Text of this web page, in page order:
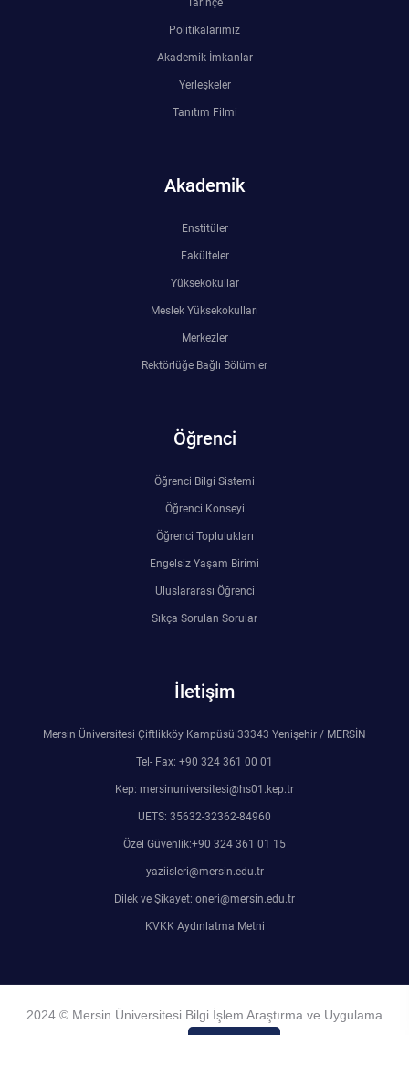
Tarihçe
Politikalarımız
Akademik İmkanlar
Yerleşkeler
Tanıtım Filmi
Akademik
Enstitüler
Fakülteler
Yüksekokullar
Meslek Yüksekokulları
Merkezler
Rektörlüğe Bağlı Bölümler
Öğrenci
Öğrenci Bilgi Sistemi
Öğrenci Konseyi
Öğrenci Toplulukları
Engelsiz Yaşam Birimi
Uluslararası Öğrenci
Sıkça Sorulan Sorular
İletişim
Mersin Üniversitesi Çiftlikköy Kampüsü 33343 Yenişehir / MERSİN
Tel- Fax: +90 324 361 00 01
Kep: mersinuniversitesi@hs01.kep.tr
UETS: 35632-32362-84960
Özel Güvenlik:+90 324 361 01 15
yaziisleri@mersin.edu.tr
Dilek ve Şikayet: oneri@mersin.edu.tr
KVKK Aydınlatma Metni
2024 © Mersin Üniversitesi Bilgi İşlem Araştırma ve Uygulama